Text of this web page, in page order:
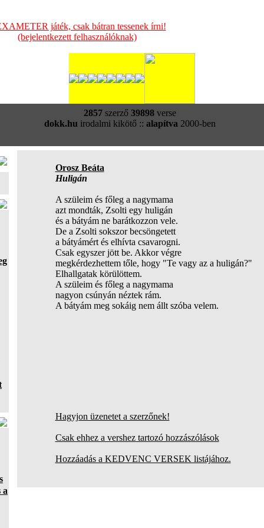
játék, csak bátran tessenek írni!
(bejelentkezett felhasználóknak)
2857szerző 39898verse
dokk.hu irodalmi kikötő :: alapítva 2000-ben
a
Orosz Beáta
Huligán
A szüleim és főleg a nagymama
azt mondták, Zsolti egy huligán
és a bátyám ne barátkozzon vele.
De a Zsolti sokszor becsöngetett
a bátyámért és elhívta csavarogni.
Csak egyszer jött be. Akkor végre
megkérdezhettem tőle, hogy "Te vagy az a huligán?"
Elhallgatak körülöttem.
A szüleim és főleg a nagymama
nagyon csúnyán néztek rám.
A bátyám meg sokáig nem állt szóba velem.
Hagyjon üzenetet a szerzőnek!
Csak ehhez a vershez tartozó hozzászólások
Hozzáadás a KEDVENC VERSEK listájához.